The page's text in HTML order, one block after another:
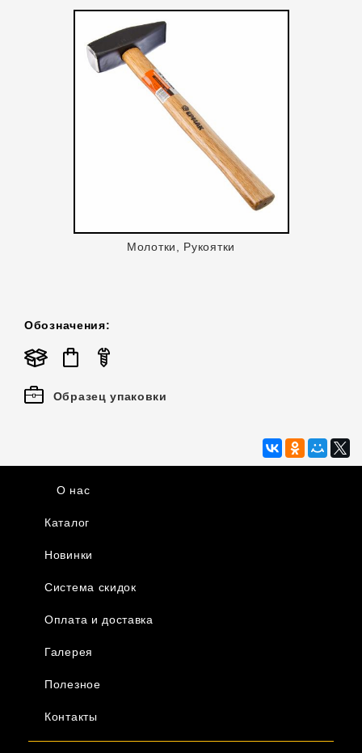
Молотки, Рукоятки
Обозначения:
Образец упаковки
О нас
Каталог
Новинки
Система скидок
Оплата и доставка
Галерея
Полезное
Контакты